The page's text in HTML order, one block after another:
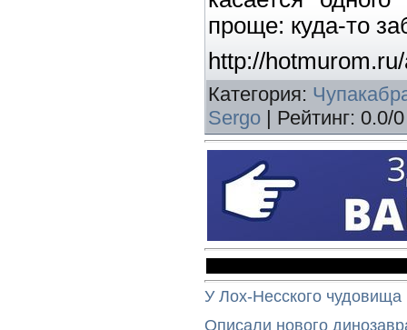
проще: куда-то
http://
Категория:
Sergo
Рейтинг: 0.0/0
У Лох-Несского
Описали нового